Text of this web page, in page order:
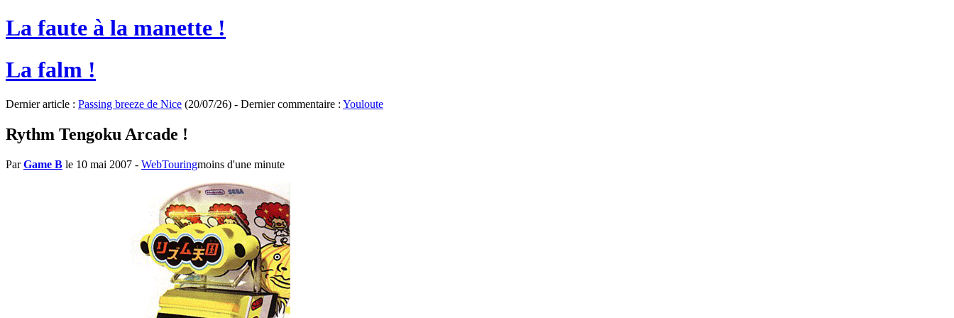
La faute à la manette !
La falm !
Dernier article : Passing breeze de Nice (20/07/26) - Dernier commentaire : Youloute
Rythm Tengoku Arcade !
ParGame B le 10 mai 2007 - WebTouringmoins d'une minute